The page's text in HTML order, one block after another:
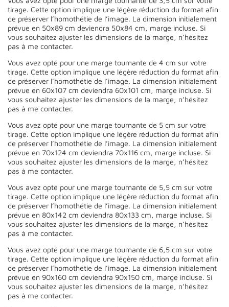
tirage. Cette option implique une légère réduction du format afin
de préserver l’homothétie de l’image. La dimension initialement
prévue en 50x89 cm deviendra 50x84 cm, marge incluse. Si
vous souhaitez ajuster les dimensions de la marge, n’hésitez
pas à me contacter.
Vous avez opté pour une marge tournante de 4 cm sur votre
tirage. Cette option implique une légère réduction du format afin
de préserver l’homothétie de l’image. La dimension initialement
prévue en 60x107 cm deviendra 60x101 cm, marge incluse. Si
vous souhaitez ajuster les dimensions de la marge, n’hésitez
pas à me contacter.
Vous avez opté pour une marge tournante de 5 cm sur votre
tirage. Cette option implique une légère réduction du format afin
de préserver l’homothétie de l’image. La dimension initialement
prévue en 70x124 cm deviendra 70x116 cm, marge incluse. Si
vous souhaitez ajuster les dimensions de la marge, n’hésitez
pas à me contacter.
Vous avez opté pour une marge tournante de 5,5 cm sur votre
tirage. Cette option implique une légère réduction du format afin
de préserver l’homothétie de l’image. La dimension initialement
prévue en 80x142 cm deviendra 80x133 cm, marge incluse. Si
vous souhaitez ajuster les dimensions de la marge, n’hésitez
pas à me contacter.
Vous avez opté pour une marge tournante de 6,5 cm sur votre
tirage. Cette option implique une légère réduction du format afin
de préserver l’homothétie de l’image. La dimension initialement
prévue en 90x160 cm deviendra 90x150 cm, marge incluse. Si
vous souhaitez ajuster les dimensions de la marge, n’hésitez
pas à me contacter.